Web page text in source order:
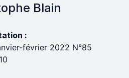
Blain
:
février 2022 N°85